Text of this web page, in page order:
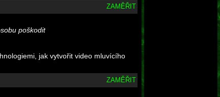
ZAMĚŘIT
poškodit
jak vytvořit video mluvícího
ZAMĚŘIT